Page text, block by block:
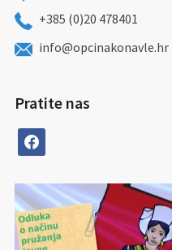
+385 (0)20 478401
info@opcinakonavle.hr
Pratite nas
facebook